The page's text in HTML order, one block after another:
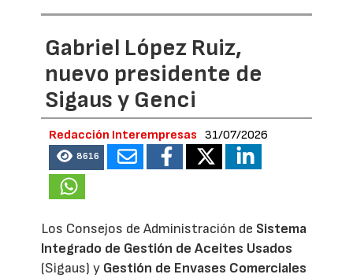
Gabriel López Ruiz,
nuevo presidente de
Sigaus y Genci
Redacción Interempresas 31/07/2026
8616
Los Consejos de Administración de Sistema
Integrado de Gestión de Aceites Usados
(Sigaus) y Gestión de Envases Comerciales